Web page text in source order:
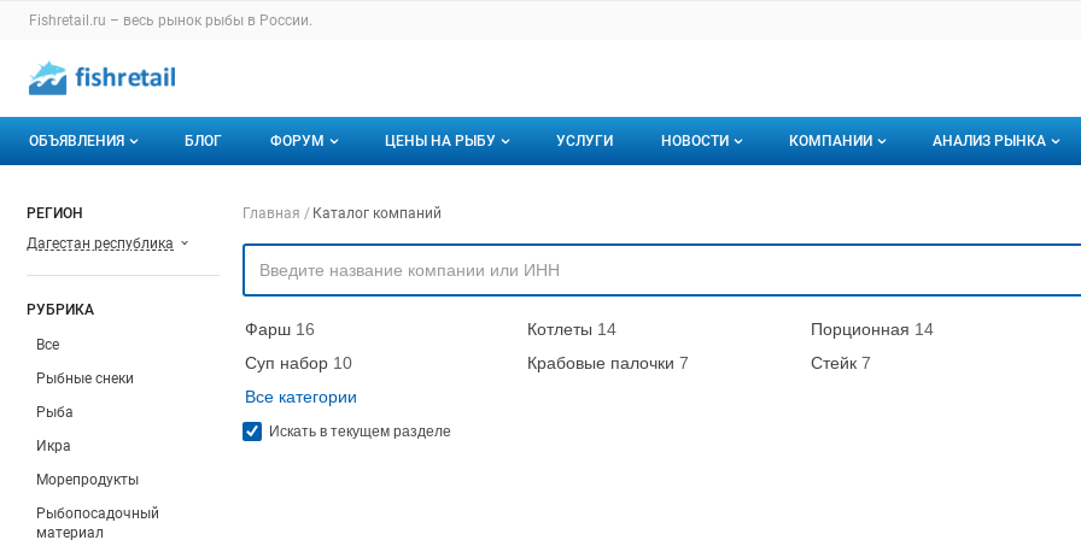
Раздел навигации по сайту fishretail.ru
Fishretail.ru – весь рынок рыбы в России.
Авторизация и меню пользователя
Навигация по разделам сайта fishretail.ru
ОБЪЯВЛЕНИЯ
Горячее предложение
БЛОГ ФОРУМ
Избранные
С моим участием
ЦЕНЫ НА РЫБУ
Актуальные мониторинги
Динамика цен
УСЛУГИ НОВОСТИ КОМПАНИИ
О каталоге компаний
Премиум размещение
АНАЛИЗ РЫНКА
Подписаться на
РЕГИОН
Дагестан республика
РУБРИКА
Все
Рыбные снеки
Рыба
Икра
Морепродукты
Рыбопосадочный
материал
Навигация по компаниям
Главная Каталог компаний
Фарш 16 Котлеты 14 Порционная 14
Суп набор 10 Крабовые палочки 7 Стейк 7
Все категории
Искать в текущем разделе